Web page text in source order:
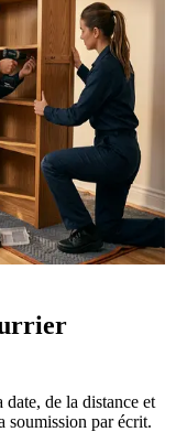
de la distance et
soumission par écrit.